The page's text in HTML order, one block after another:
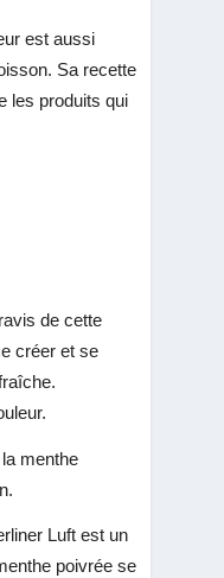
est aussi
Sa recette
les produits qui
de cette
créer et se
menthe
Luft est un
poivrée se